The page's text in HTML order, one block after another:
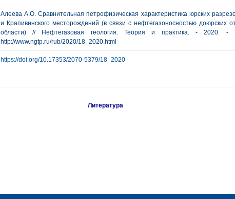
Алеева А.О. Сравнительная петрофизическая характеристика юрских
и Крапивинского месторождений (в связи с нефтегазоносностью доюрских
области) // Нефтегазовая геология. Теория и практика. -
http://www.ngtp.ru/rub/2020/18_2020.html
https://doi.org/10.17353/2070-5379/18_2020
Литература